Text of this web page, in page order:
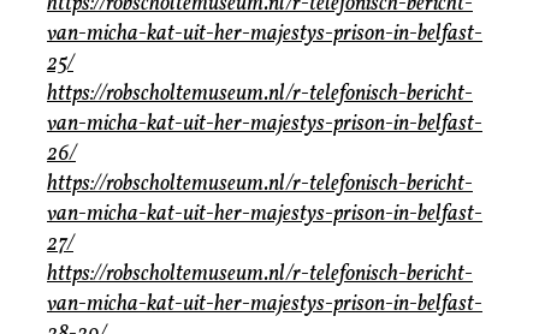
van-micha-kat-uit-her-majestys-prison-in-belfast-
25/
https://robscholtemuseum.nl/r-telefonisch-bericht-
van-micha-kat-uit-her-majestys-prison-in-belfast-
26/
https://robscholtemuseum.nl/r-telefonisch-bericht-
van-micha-kat-uit-her-majestys-prison-in-belfast-
27/
https://robscholtemuseum.nl/r-telefonisch-bericht-
van-micha-kat-uit-her-majestys-prison-in-belfast-